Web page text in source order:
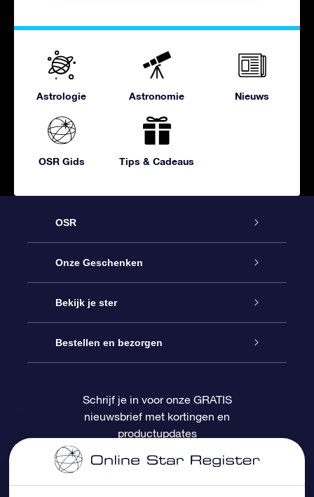
Astrologie Astronomie Nieuws
OSR Gids Tips & Cadeaus
OSR
Service
Contact
Blog
OSR Recensies
Onze Geschenken
Online Star Gift
OSR Cadeaupakket
OSR Cadeaukaart
Relatiegeschenken
Bekijk je ster
Sterrenregister
Gepersonaliseerde sterrenpagina
One Million Stars
Bestellen en bezorgen
Betalingsinformatie
Verzendinformatie
Schrijf je in voor onze GRATIS
nieuwsbrief met kortingen en
productupdates